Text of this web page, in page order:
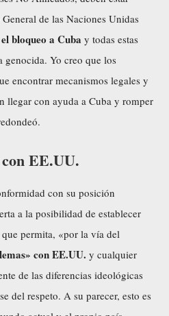
de las Naciones Unidas
bloqueo a Cuba y todas estas
genocida. Yo creo que los
encontrar mecanismos legales y
llegar con ayuda a Cuba y romper
EE.UU.
con su posición
a la posibilidad de establecer
permita, «por la vía del
con EE.UU. y cualquier
de las diferencias ideológicas
del respeto. A su parecer, esto es